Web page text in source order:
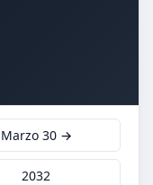
Marzo 30 →
2032